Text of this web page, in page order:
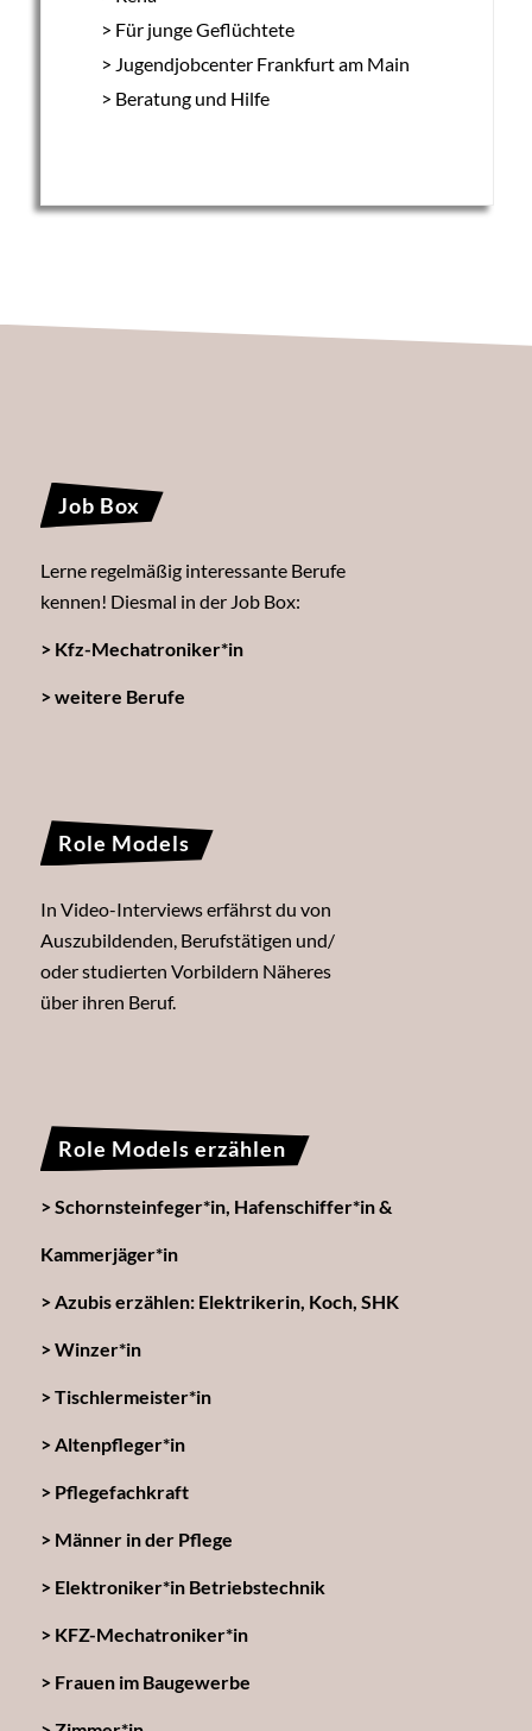
Für junge Geflüchtete
Jugendjobcenter Frankfurt am Main
Beratung und Hilfe
Job Box
Lerne regelmäßig interessante Berufe
kennen! Diesmal in der Job Box:
> Kfz-Mechatroniker*in
> weitere Berufe
Role Models
In Video-Interviews erfährst du von
Auszubildenden, Berufstätigen und/
oder studierten Vorbildern Näheres
über ihren Beruf.
Role Models erzählen
Schornsteinfeger*in, Hafenschiffer*in &
Kammerjäger*in
Azubis erzählen: Elektrikerin, Koch, SHK
Winzer*in
Tischlermeister*in
Altenpfleger*in
Pflegefachkraft
Männer in der Pflege
Elektroniker*in Betriebstechnik
KFZ-Mechatroniker*in
Frauen im Baugewerbe